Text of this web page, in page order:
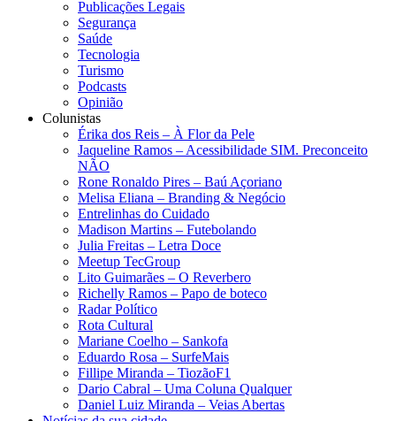
Publicações Legais
Segurança
Saúde
Tecnologia
Turismo
Podcasts
Opinião
Colunistas
Érika dos Reis​ – À Flor da Pele
Jaqueline Ramos – Acessibilidade SIM. Preconceito
NÃO
Rone Ronaldo Pires – Baú Açoriano
Melisa Eliana – Branding & Negócio
Entrelinhas do Cuidado
Madison Martins – Futebolando
Julia Freitas​ – Letra Doce
Meetup TecGroup
Lito Guimarães – O Reverbero
Richelly Ramos​ – Papo de boteco
Radar Político
Rota Cultural
Mariane Coelho – Sankofa
Eduardo Rosa​ – SurfeMais
Fillipe Miranda – TiozãoF1
Dario Cabral – Uma Coluna Qualquer
Daniel Luiz Miranda – Veias Abertas